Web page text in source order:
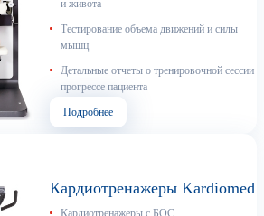
и живота
Тестирование объема движений и силы
мышц
Детальные отчеты о тренировочной сессии и
прогрессе пациента
Подробнее
Кардиотренажеры Kardiomed
Кардиотренажеры с БОС